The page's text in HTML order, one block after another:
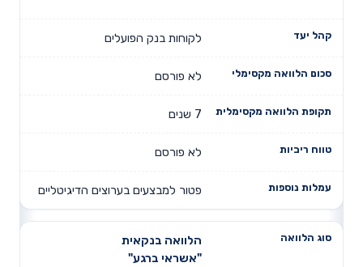
לקוחות בנק הפועלים
לא פורסם
7 שנים
לא פורסם
פטור למבצעים בערוצים הדיגיטליים
הלוואה בנקאית
"אשראי ברגע"